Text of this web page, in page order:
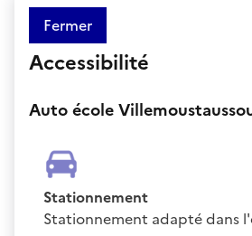
Fermer
Accessibilité
Auto école
Stationnement
Stationnement adapté dans